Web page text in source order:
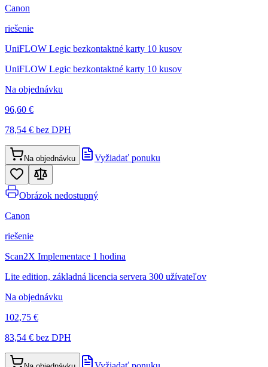
Canon
riešenie
UniFLOW Legic bezkontaktné karty 10 kusov
UniFLOW Legic bezkontaktné karty 10 kusov
Na objednávku
96,60 €
78,54 € bez DPH
Na objednávku Vyžiadať ponuku
Obrázok nedostupný
Canon
riešenie
Scan2X Implementace 1 hodina
Lite edition, základná licencia servera 300 užívateľov
Na objednávku
102,75 €
83,54 € bez DPH